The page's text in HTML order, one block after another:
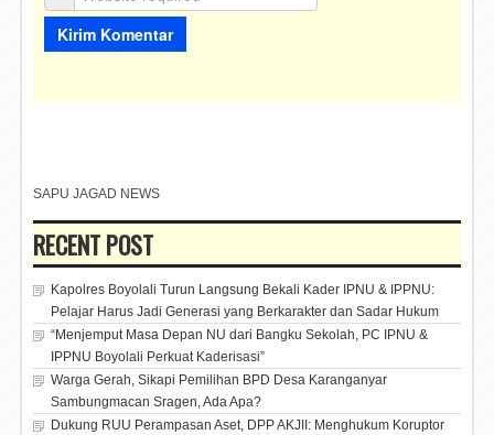
SAPU JAGAD NEWS
RECENT POST
Kapolres Boyolali Turun Langsung Bekali Kader IPNU & IPPNU:
Pelajar Harus Jadi Generasi yang Berkarakter dan Sadar Hukum
“Menjemput Masa Depan NU dari Bangku Sekolah, PC IPNU &
IPPNU Boyolali Perkuat Kaderisasi”
Warga Gerah, Sikapi Pemilihan BPD Desa Karanganyar
Sambungmacan Sragen, Ada Apa?
Dukung RUU Perampasan Aset, DPP AKJII: Menghukum Koruptor